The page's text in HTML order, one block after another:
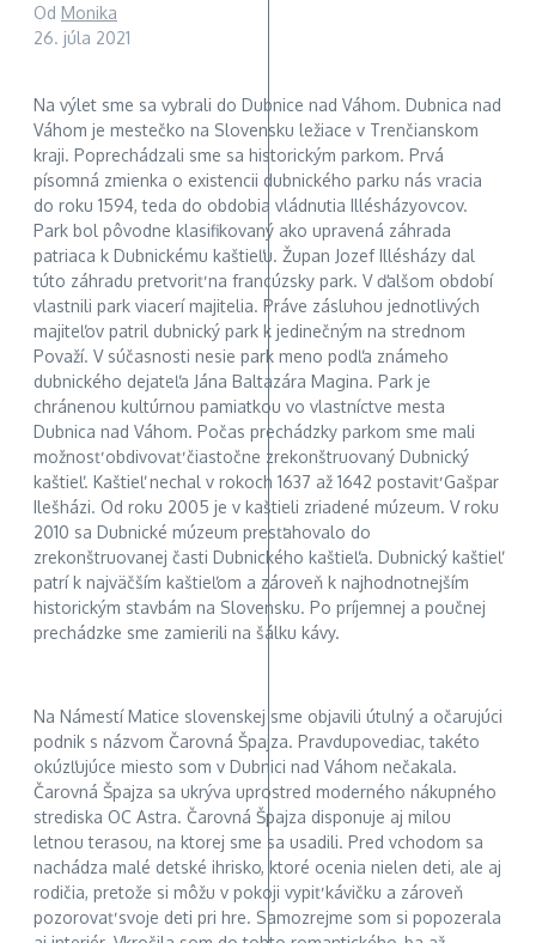
Od Monika
26. júla 2021
Na výlet sme sa vybrali do Dubnice nad Váhom. Dubnica nad
Váhom je mestečko na Slovensku ležiace v Trenčianskom
kraji. Poprechádzali sme sa historickým parkom. Prvá
písomná zmienka o existencii dubnického parku nás vracia
do roku 1594, teda do obdobia vládnutia Illésházyovcov.
Park bol pôvodne klasifikovaný ako upravená záhrada
patriaca k Dubnickému kaštieľu. Župan Jozef Illésházy dal
túto záhradu pretvoriť na francúzsky park. V ďalšom období
vlastnili park viacerí majitelia. Práve zásluhou jednotlivých
majiteľov patril dubnický park k jedinečným na strednom
Považí. V súčasnosti nesie park meno podľa známeho
dubnického dejateľa Jána Baltazára Magina. Park je
chránenou kultúrnou pamiatkou vo vlastníctve mesta
Dubnica nad Váhom. Počas prechádzky parkom sme mali
možnosť obdivovať čiastočne zrekonštruovaný Dubnický
kaštieľ. Kaštieľ nechal v rokoch 1637 až 1642 postaviť Gašpar
Ilešházi. Od roku 2005 je v kaštieli zriadené múzeum. V roku
2010 sa Dubnické múzeum presťahovalo do
zrekonštruovanej časti Dubnického kaštieľa. Dubnický kaštieľ
patrí k najväčším kaštieľom a zároveň k najhodnotnejším
historickým stavbám na Slovensku. Po príjemnej a poučnej
prechádzke sme zamierili na šálku kávy.
Na Námestí Matice slovenskej sme objavili útulný a očarujúci
podnik s názvom Čarovná Špajza. Pravdupovediac, takéto
okúzľujúce miesto som v Dubnici nad Váhom nečakala.
Čarovná Špajza sa ukrýva uprostred moderného nákupného
strediska OC Astra. Čarovná Špajza disponuje aj milou
letnou terasou, na ktorej sme sa usadili. Pred vchodom sa
nachádza malé detské ihrisko, ktoré ocenia nielen deti, ale aj
rodičia, pretože si môžu v pokoji vypiť kávičku a zároveň
pozorovať svoje deti pri hre. Samozrejme som si popozerala